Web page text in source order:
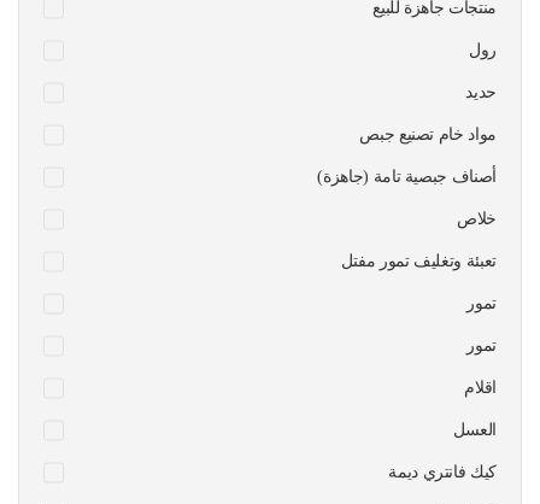
منتجات جاهزة للبيع
رول
حديد
مواد خام تصنيع جبص
أصناف جبصية تامة (جاهزة)
خلاص
تعبئة وتغليف تمور مفتل
تمور
تمور
اقلام
العسل
كيك فانتري ديمة